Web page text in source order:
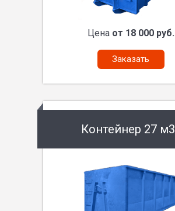
Цена от 18 000 руб.
Заказать
Контейнер 27 м3